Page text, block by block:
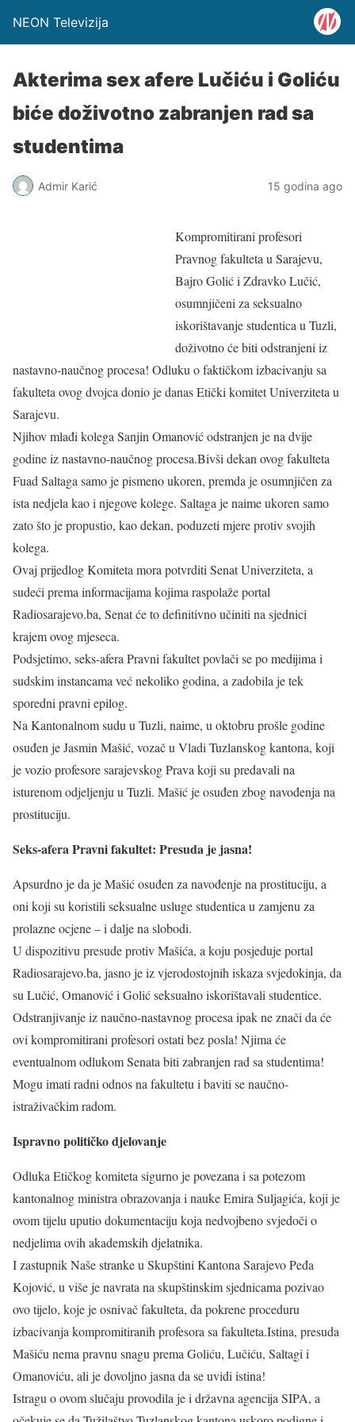
NEON Televizija
Akterima sex afere Lučiću i Goliću
biće doživotno zabranjen rad sa
studentima
Admir Karić 15 godina ago
Kompromitirani profesori
Pravnog fakulteta u Sarajevu,
Bajro Golić i Zdravko Lučić,
osumnjičeni za seksualno
iskorištavanje studentica u Tuzli,
doživotno će biti odstranjeni iz
nastavno-naučnog procesa! Odluku o faktičkom izbacivanju sa
fakulteta ovog dvojca donio je danas Etički komitet Univerziteta u
Sarajevu.
Njihov mlađi kolega Sanjin Omanović odstranjen je na dvije
godine iz nastavno-naučnog procesa.Bivši dekan ovog fakulteta
Fuad Saltaga samo je pismeno ukoren, premda je osumnjičen za
ista nedjela kao i njegove kolege. Saltaga je naime ukoren samo
zato što je propustio, kao dekan, poduzeti mjere protiv svojih
kolega.
Ovaj prijedlog Komiteta mora potvrditi Senat Univerziteta, a
sudeći prema informacijama kojima raspolaže portal
Radiosarajevo.ba, Senat će to definitivno učiniti na sjednici
krajem ovog mjeseca.
Podsjetimo, seks-afera Pravni fakultet povlači se po medijima i
sudskim instancama već nekoliko godina, a zadobila je tek
sporedni pravni epilog.
Na Kantonalnom sudu u Tuzli, naime, u oktobru prošle godine
osuđen je Jasmin Mašić, vozač u Vladi Tuzlanskog kantona, koji
je vozio profesore sarajevskog Prava koji su predavali na
isturenom odjeljenju u Tuzli. Mašić je osuđen zbog navođenja na
prostituciju.
Seks-afera Pravni fakultet: Presuda je jasna!
Apsurdno je da je Mašić osuđen za navođenje na prostituciju, a
oni koji su koristili seksualne usluge studentica u zamjenu za
prolazne ocjene – i dalje na slobodi.
U dispozitivu presude protiv Mašića, a koju posjeduje portal
Radiosarajevo.ba, jasno je iz vjerodostojnih iskaza svjedokinja, da
su Lučić, Omanović i Golić seksualno iskorištavali studentice.
Odstranjivanje iz naučno-nastavnog procesa ipak ne znači da će
ovi kompromitirani profesori ostati bez posla! Njima će
eventualnom odlukom Senata biti zabranjen rad sa studentima!
Mogu imati radni odnos na fakultetu i baviti se naučno-
istraživačkim radom.
Ispravno političko djelovanje
Odluka Etičkog komiteta sigurno je povezana i sa potezom
kantonalnog ministra obrazovanja i nauke Emira Suljagića, koji je
ovom tijelu uputio dokumentaciju koja nedvojbeno svjedoči o
nedjelima ovih akademskih djelatnika.
I zastupnik Naše stranke u Skupštini Kantona Sarajevo Peđa
Kojović, u više je navrata na skupštinskim sjednicama pozivao
ovo tijelo, koje je osnivač fakulteta, da pokrene proceduru
izbacivanja kompromitiranih profesora sa fakulteta.Istina, presuda
Mašiću nema pravnu snagu prema Goliću, Lučiću, Saltagi i
Omanoviću, ali je dovoljno jasna da se uvidi istina!
Istragu o ovom slučaju provodila je i državna agencija SIPA, a